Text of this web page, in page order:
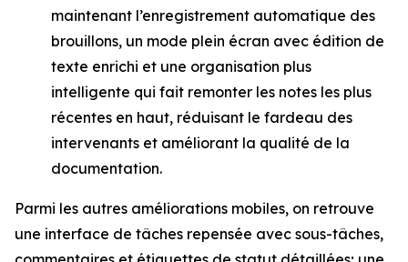
maintenant l’enregistrement automatique des
brouillons, un mode plein écran avec édition de
texte enrichi et une organisation plus
intelligente qui fait remonter les notes les plus
récentes en haut, réduisant le fardeau des
intervenants et améliorant la qualité de la
documentation.
Parmi les autres améliorations mobiles, on retrouve
une interface de tâches repensée avec sous-tâches,